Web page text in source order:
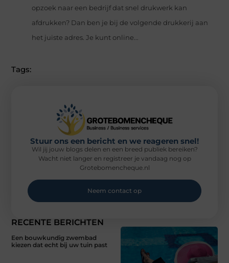
opzoek naar een bedrijf dat snel drukwerk kan
afdrukken? Dan ben je bij de volgende drukkerij aan
het juiste adres. Je kunt online...
Tags:
RECENTE BERICHTEN
Een bouwkundig zwembad
kiezen dat echt bij uw tuin past
Stuur ons een bericht en we reageren snel!
Wil jij jouw blogs delen en een breed publiek bereiken?
Wacht niet langer en registreer je vandaag nog op
Grotebomencheque.nl
Neem contact op